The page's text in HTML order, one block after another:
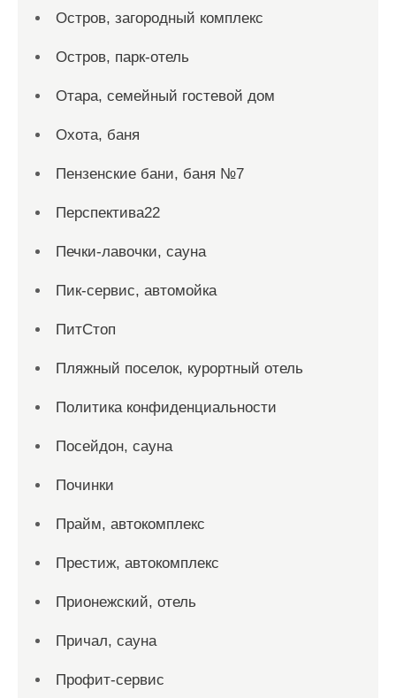
Остров, загородный комплекс
Остров, парк-отель
Отара, семейный гостевой дом
Охота, баня
Пензенские бани, баня №7
Перспектива22
Печки-лавочки, сауна
Пик-сервис, автомойка
ПитСтоп
Пляжный поселок, курортный отель
Политика конфиденциальности
Посейдон, сауна
Починки
Прайм, автокомплекс
Престиж, автокомплекс
Прионежский, отель
Причал, сауна
Профит-сервис